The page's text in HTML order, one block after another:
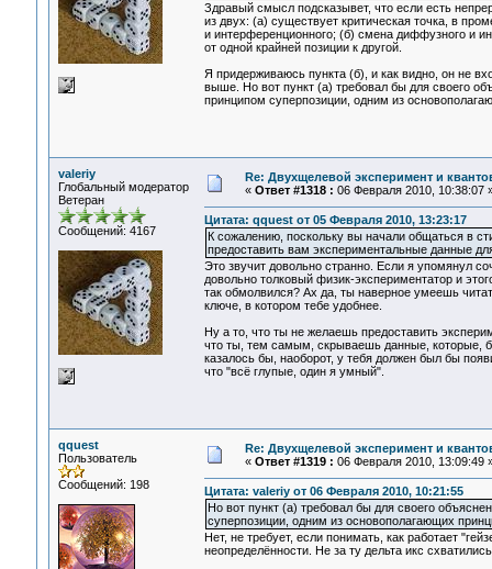
Здравый смысл подсказывет, что если есть
из двух: (а) существует критическая точка, в
и интерференционного; (б) смена диффузного и
от одной крайней позиции к другой.
Я придерживаюсь пункта (б), и как видно, он не
выше. Но вот пункт (а) требовал бы для своего
принципом суперпозиции, одним из
valeriy
Глобальный модератор
Ветеран
Сообщений: 4167
Re: Двухщелевой эксперимент и
« Ответ #1318 : 06 Февраля 2010, 10:38:07
Цитата: qquest от 05 Февраля 2010, 13:23:17
К сожалению, поскольку вы начали общаться в
предоставить вам экспериментальные данные
Это звучит довольно странно. Если я упомянул
довольно толковый физик-экспериментатор и
так обмолвился? Ах да, ты наверное умеешь
ключе, в котором тебе удобнее.
Ну а то, что ты не желаешь предоставить
что ты, тем самым, скрываешь данные, которые,
казалось бы, наоборот, у тебя должен был бы
что "всё глупые, один я умный".
qquest
Пользователь
Сообщений: 198
Re: Двухщелевой эксперимент и
« Ответ #1319 : 06 Февраля 2010, 13:09:49
Цитата: valeriy от 06 Февраля 2010, 10:21:55
Но вот пункт (а) требовал бы для своего
суперпозиции, одним из основополагающих
Нет, не требует, если понимать, как работает
неопределённости. Не за ту дельта икс